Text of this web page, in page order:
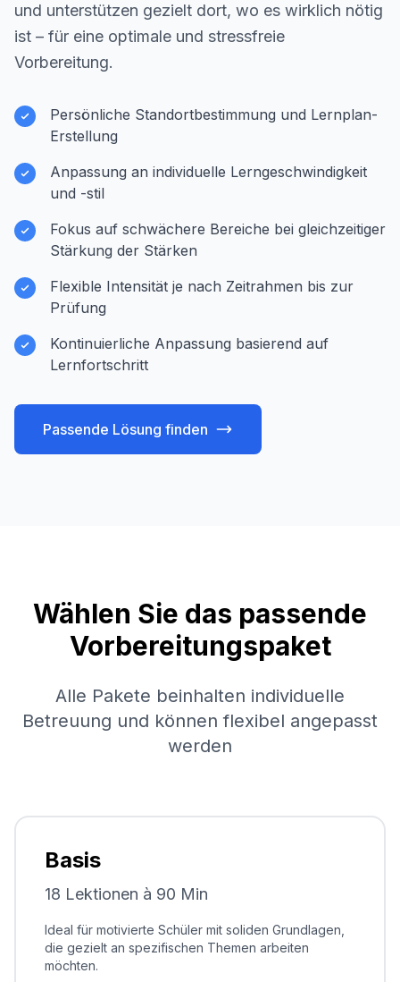
und unterstützen gezielt dort, wo es wirklich nötig
ist – für eine optimale und stressfreie
Vorbereitung.
Persönliche Standortbestimmung und Lernplan-
Erstellung
Anpassung an individuelle Lerngeschwindigkeit
und -stil
Fokus auf schwächere Bereiche bei gleichzeitiger
Stärkung der Stärken
Flexible Intensität je nach Zeitrahmen bis zur
Prüfung
Kontinuierliche Anpassung basierend auf
Lernfortschritt
Passende Lösung finden
Wählen Sie das passende
Vorbereitungspaket
Alle Pakete beinhalten individuelle
Betreuung und können flexibel angepasst
werden
Basis
18 Lektionen à 90 Min
Ideal für motivierte Schüler mit soliden Grundlagen,
die gezielt an spezifischen Themen arbeiten
möchten.